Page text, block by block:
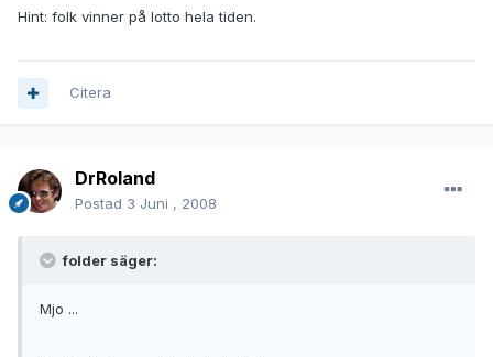
Hint: folk vinner på lotto hela tiden.
Citera
DrRoland
Postad 3 Juni , 2008
folder säger:
Mjo ...